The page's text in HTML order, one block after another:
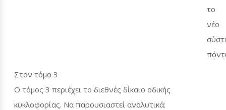
το
νέο
Στον τόμο 3
Ο τόμος 3 περιέχει το διεθνές δίκαιο οδικής
κυκλοφορίας. Να παρουσιαστεί αναλυτικά: